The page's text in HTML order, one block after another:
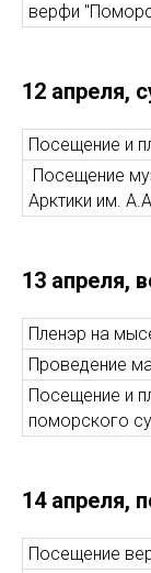
верфи
12 апреля,
Посещение и
Посещение
Арктики им.
13 апреля,
Пленэр на
Проведение
Посещение и
поморского
14 апреля,
Посещение